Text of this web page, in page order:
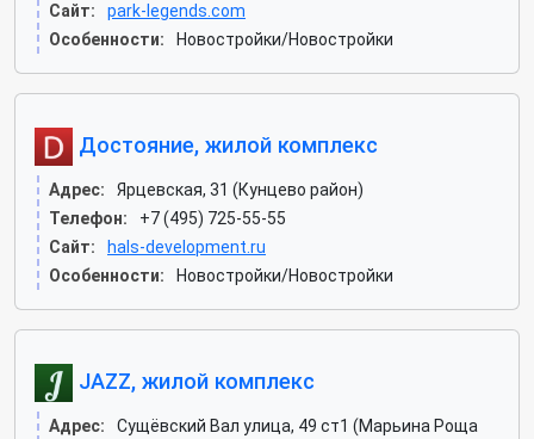
Сайт:
park-legends.com
Особенности:
Новостройки/Новостройки
Достояние, жилой комплекс
Адрес:
Ярцевская, 31 (Кунцево район)
Телефон:
+7 (495) 725-55-55
Сайт:
hals-development.ru
Особенности:
Новостройки/Новостройки
JAZZ, жилой комплекс
Адрес:
Сущёвский Вал улица, 49 ст1 (Марьина Роща